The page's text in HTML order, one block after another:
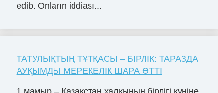
edib. Onların iddiası...
ТАТУЛЫҚТЫҢ ТҰТҚАСЫ – БІРЛІК: ТАРАЗДА
АУҚЫМДЫ МЕРЕКЕЛІК ШАРА ӨТТІ
1 мамыр – Қазақстан халқының бірлігі күніне